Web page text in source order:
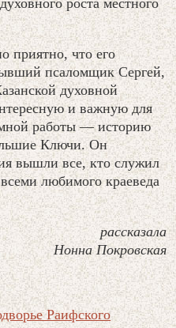
приятно, что его
псаломщик Сергей,
духовной
и важную для
работы — историю
Ключи. Он
вышли все, кто служил
любимого краеведа
рассказала
Нонна Покровская
Раифского